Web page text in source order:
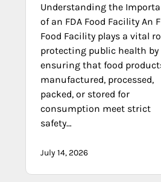
Understanding the
of an FDA Food Facility An
Food Facility plays a vital
protecting public health by
ensuring that food
manufactured, processed,
packed, or stored for
consumption meet strict
safety…
July 14, 2026